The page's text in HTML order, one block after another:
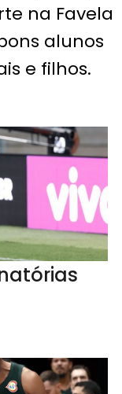
na Favela
alunos
e filhos.